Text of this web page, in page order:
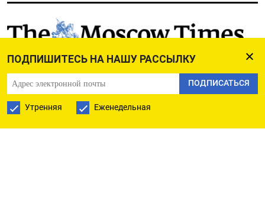
ПОДПИШИТЕСЬ НА НАШУ РАССЫЛКУ
ПОДПИСАТЬСЯ
Утренняя Еженедельная
ПОДПИШИТЕСЬ НА НАШУ РАССЫЛКУ
ПОДПИСАТЬСЯ